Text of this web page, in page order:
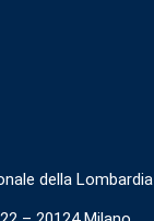
della Lombardia